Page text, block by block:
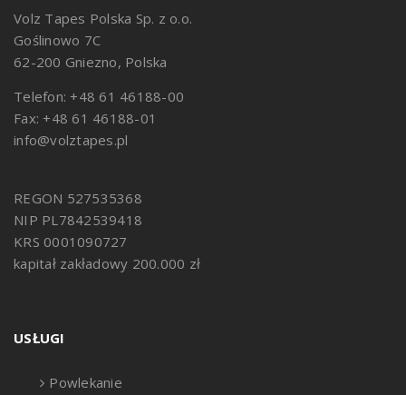
Volz Tapes Polska Sp. z o.o.
Goślinowo 7C
62-200 Gniezno, Polska
Telefon: +48 61 46188-00
Fax: +48 61 46188-01
info@volztapes.pl
REGON 527535368
NIP PL7842539418
KRS 0001090727
kapitał zakładowy 200.000 zł
USŁUGI
Powlekanie